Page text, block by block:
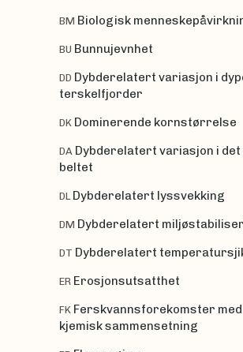
BM Biologisk
BU Bunnujevnhet
DD Dybderelatert variasjon i
terskelfjorder
DK Dominerende kornstørrelse
DA Dybderelatert variasjon i
beltet
DL Dybderelatert lyssvekking
DM Dybderelatert
DT Dybderelatert
ER Erosjonsutsatthet
FK Ferskvannsforekomster med
kjemisk sammensetning